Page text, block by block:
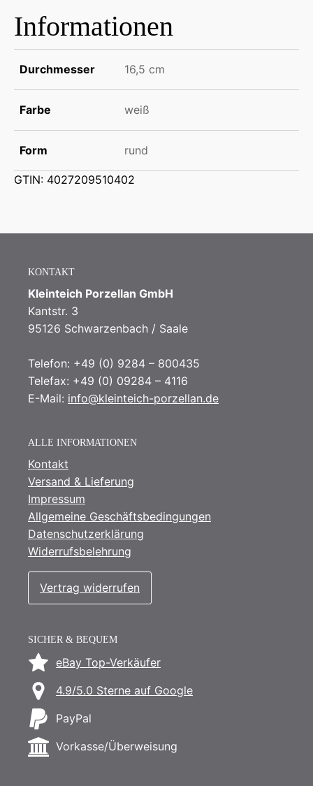
Informationen
Durchmesser 16,5 cm
Farbe weiß
Form rund
GTIN: 4027209510402
KONTAKT
Kleinteich Porzellan GmbH
Kantstr. 3
95126 Schwarzenbach / Saale
Telefon: +49 (0) 9284 – 800435
Telefax: +49 (0) 09284 – 4116
E-Mail: info@kleinteich-porzellan.de
ALLE INFORMATIONEN
Kontakt
Versand & Lieferung
Impressum
Allgemeine Geschäftsbedingungen
Datenschutzerklärung
Widerrufsbelehrung
Vertrag widerrufen
SICHER & BEQUEM
eBay Top-Verkäufer
4.9/5.0 Sterne auf Google
PayPal
Vorkasse/Überweisung